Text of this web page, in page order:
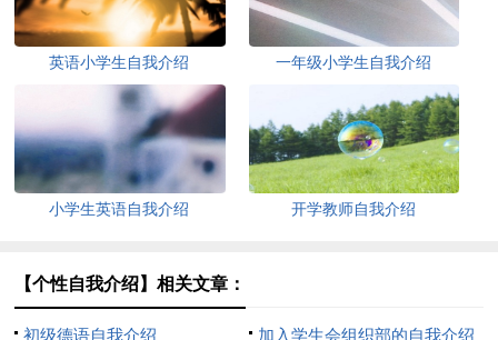
英语小学生自我介绍 一年级小学生自我介绍
小学生英语自我介绍 开学教师自我介绍
【个性自我介绍】相关文章：
初级德语自我介绍 加入学生会组织部的自我介绍